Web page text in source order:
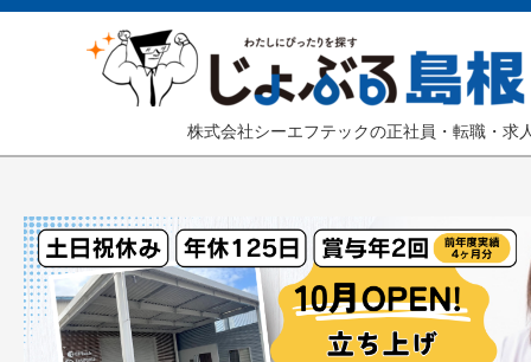
株式会社シーエフテックの正社員・転職・求